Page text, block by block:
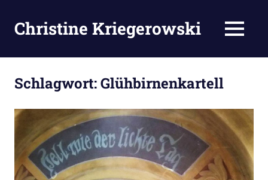
Inhalt
springen
Christine Kriegerowski MENÜ
Schlagwort:Glühbirnenkartell